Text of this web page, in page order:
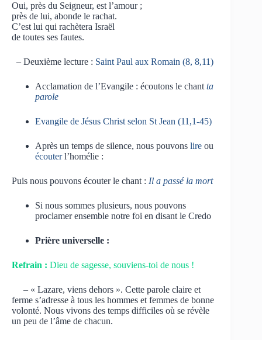
Oui, près du Seigneur, est l’amour ;
près de lui, abonde le rachat.
C’est lui qui rachètera Israël
de toutes ses fautes.
– Deuxième lecture : Saint Paul aux Romain (8, 8,11)
Acclamation de l’Evangile : écoutons le chant ta
parole
Evangile de Jésus Christ selon St Jean (11,1-45)
Après un temps de silence, nous pouvons lire ou
écouterl’homélie :
Puis nous pouvons écouter le chant : Il a passé la mort
Si nous sommes plusieurs, nous pouvons
proclamer ensemble notre foi en disant le Credo
Prière universelle :
Refrain : Dieu de sagesse, souviens-toi de nous !
– « Lazare, viens dehors ». Cette parole claire et
ferme s’adresse à tous les hommes et femmes de bonne
volonté. Nous vivons des temps difficiles où se révèle
un peu de l’âme de chacun.